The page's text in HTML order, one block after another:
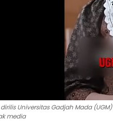
Universitas Gadjah Mada
media